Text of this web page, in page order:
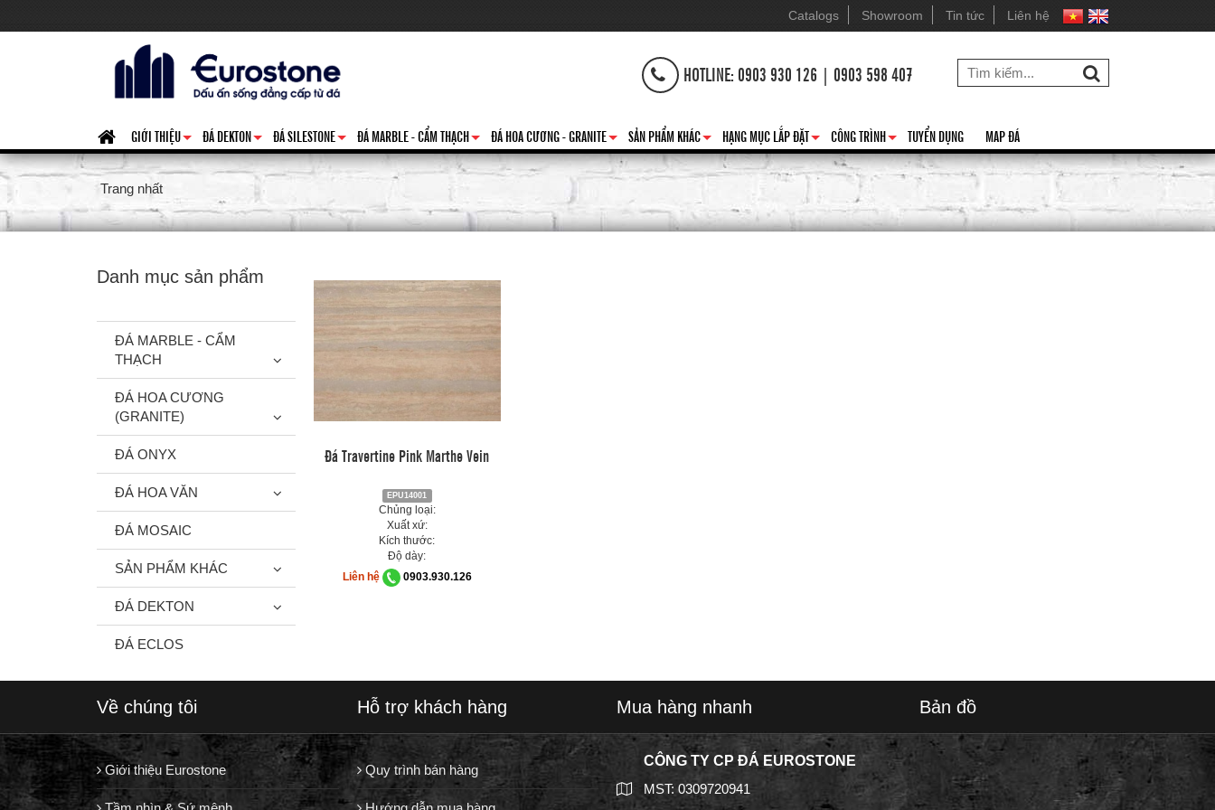
Catalogs Showroom Tin tức Liên hệ
HOTLINE: 0903 930 126 | 0903 598 407
+
GIỚI THIỆU
+
ĐÁ DEKTON
+
ĐÁ SILESTONE
+
ĐÁ MARBLE - CẨM THẠCH
+
ĐÁ HOA CƯƠNG - GRANITE
+
SẢN PHẨM KHÁC
+
HẠNG MỤC LẮP ĐẶT
+
CÔNG TRÌNH TUYỂN DỤNG MAP ĐÁ
Trang nhất
Đá Travertine Pink Marthe Vein
EPU14001
Chủng loại:
Xuất xứ:
Kích thước:
Độ dày:
Liên hệ
0903.930.126
Danh mục sản phẩm
ĐÁ MARBLE - CẨM
THẠCH
ĐÁ HOA CƯƠNG
(GRANITE)
ĐÁ ONYX
ĐÁ HOA VĂN
ĐÁ MOSAIC
SẢN PHẨM KHÁC
ĐÁ DEKTON
ĐÁ ECLOS
Về chúng tôi
Giới thiệu Eurostone
Hỗ trợ khách hàng
Quy trình bán hàng
Mua hàng nhanh
CÔNG TY CP ĐÁ EUROSTONE
MST: 0309720941
Bản đồ